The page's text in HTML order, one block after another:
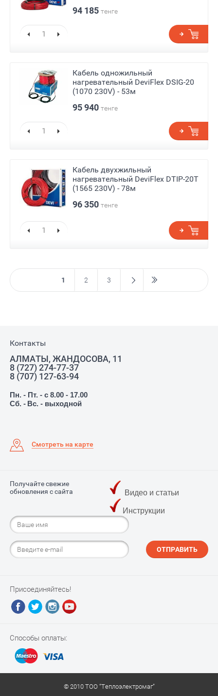
94 185 тенге
Кабель одножильный
нагревательный DeviFlex DSIG-20
(1070 230V) - 53м
95 940 тенге
Кабель двухжильный
нагревательный DeviFlex DTIP-20T
(1565 230V) - 78м
96 350 тенге
1 2 3
Контакты
АЛМАТЫ, ЖАНДОСОВА, 11
8 (727) 274-77-37
8 (707) 127-63-94
Пн. - Пт. - с 8.00 - 17.00
Сб. - Вс. - выходной
Смотреть на карте
Получайте свежие
обновления с сайта
Видео и статьи
Инструкции
ОТПРАВИТЬ
Присоединяйтесь!
Способы оплаты:
© 2010 ТОО “Теплоэлектромаг”